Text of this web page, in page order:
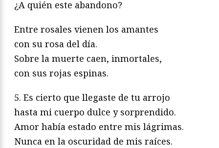
¿A quién este abandono?
Entre rosales vienen los amantes
con su rosa del día.
Sobre la muerte caen, inmortales,
con sus rojas espinas.
5. Es cierto que llegaste de tu arrojo
hasta mi cuerpo dulce y sorprendido.
Amor había estado entre mis lágrimas.
Nunca en la oscuridad de mis raíces.